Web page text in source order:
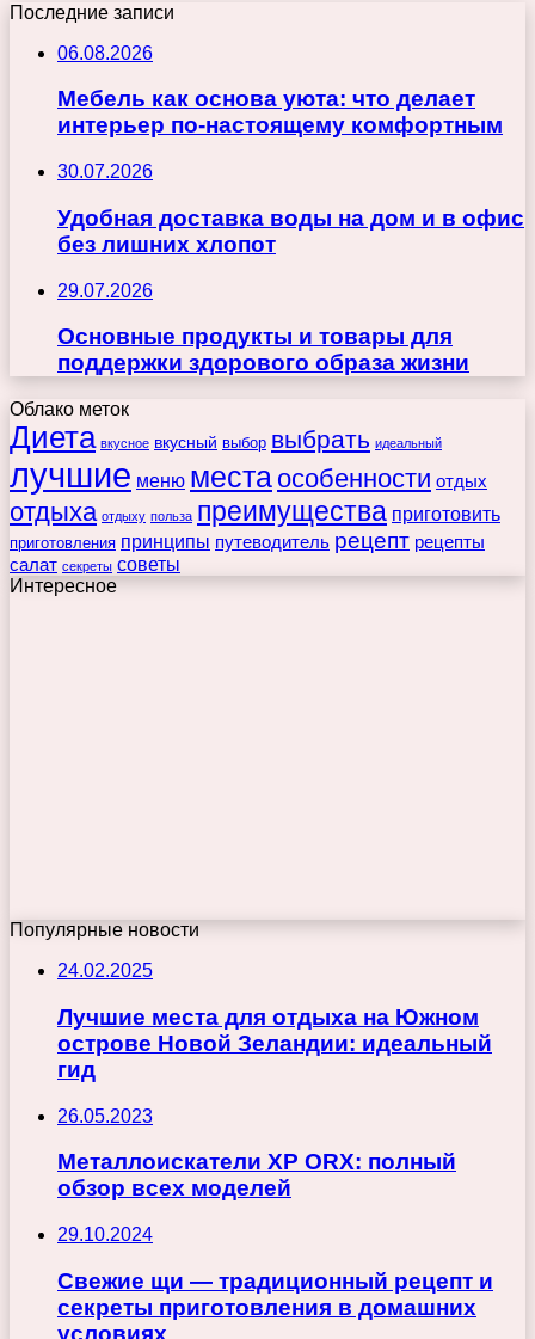
Последние записи
06.08.2026
Мебель как основа уюта: что делает
интерьер по-настоящему комфортным
30.07.2026
Удобная доставка воды на дом и в офис
без лишних хлопот
29.07.2026
Основные продукты и товары для
поддержки здорового образа жизни
Облако меток
Диета вкусное вкусный выбор выбрать идеальный
лучшие меню места особенности отдых
отдыха отдыху польза преимущества приготовить
приготовления принципы путеводитель рецепт рецепты
салат секреты советы
Интересное
Популярные новости
24.02.2025
Лучшие места для отдыха на Южном
острове Новой Зеландии: идеальный
гид
26.05.2023
Металлоискатели XP ORX: полный
обзор всех моделей
29.10.2024
Свежие щи — традиционный рецепт и
секреты приготовления в домашних
условиях